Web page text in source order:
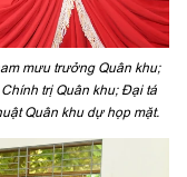
mưu trưởng Quân khu;
trị Quân khu; Đại tá
Quân khu dự họp mặt.